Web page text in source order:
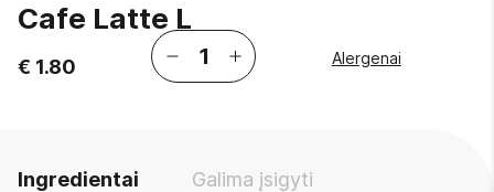
Cafe Latte L
€ 1.80 Alergenai
Ingredientai Galima įsigyti